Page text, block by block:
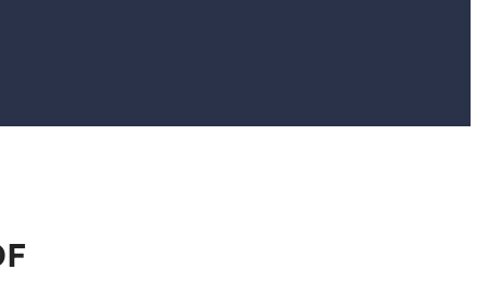
Remover (Online)